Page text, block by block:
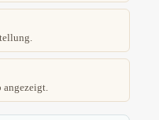
angezeigt.